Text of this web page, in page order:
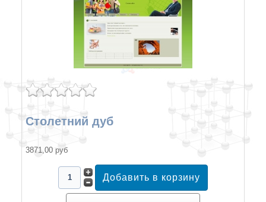
Столетний дуб
3871,00 руб